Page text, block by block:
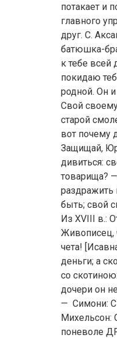
потакает и
главного
друг. С.
батюшка-
к тебе всей
покидаю
родной. Он
Свой
старой
вот почему
Защищай,
дивиться:
товарища?
раздражить
быть; свой
Из XVIII в.:
Живописец,
чета!
деньги; а
со
дочери он
— Симони:
Михельсон:
поневоле